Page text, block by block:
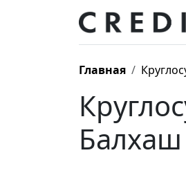
Главная
Балхаш